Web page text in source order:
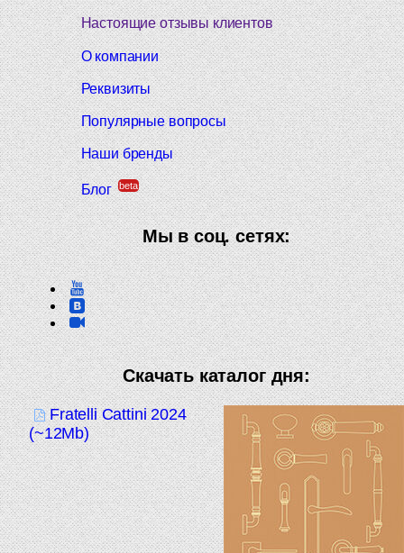
Настоящие отзывы клиентов
О компании
Реквизиты
Популярные вопросы
Наши бренды
Блог beta
Мы в соц. сетях:
Скачать каталог дня:
Fratelli Cattini 2024
(~12Mb)